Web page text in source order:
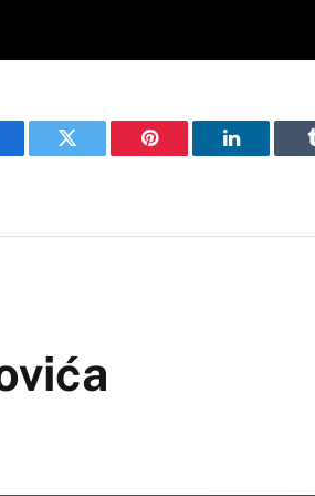
Twitter Pinterest LinkedIn